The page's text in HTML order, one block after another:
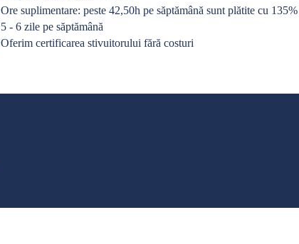
Ore suplimentare: peste 42,50h pe săptămână sunt plătite cu 135%
5 - 6 zile pe săptămână
Oferim certificarea stivuitorului fără costuri